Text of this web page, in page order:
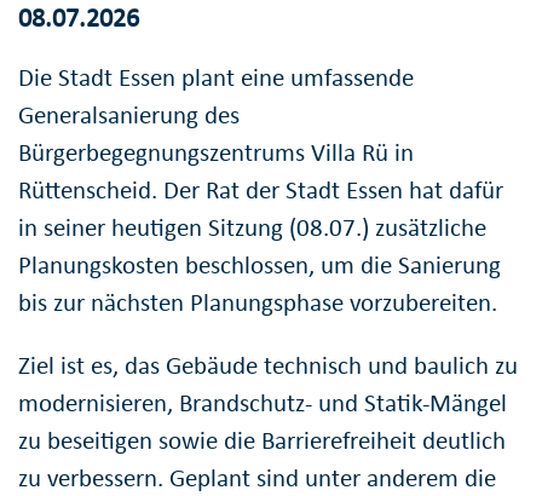
08.07.2026
Die Stadt Essen plant eine umfassende
Generalsanierung des
Bürgerbegegnungszentrums Villa Rü in
Rüttenscheid. Der Rat der Stadt Essen hat dafür
in seiner heutigen Sitzung (08.07.) zusätzliche
Planungskosten beschlossen, um die Sanierung
bis zur nächsten Planungsphase vorzubereiten.
Ziel ist es, das Gebäude technisch und baulich zu
modernisieren, Brandschutz- und Statik-Mängel
zu beseitigen sowie die Barrierefreiheit deutlich
zu verbessern. Geplant sind unter anderem die